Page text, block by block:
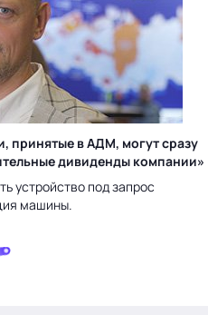
принятые в АДМ, могут сразу
дивиденды компании»
устройство под запрос
машины.